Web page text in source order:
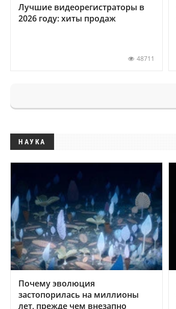
Лучшие видеорегистраторы в
2026 году: хиты продаж
48711
НАУКА
Почему эволюция
застопорилась на миллионы
лет, прежде чем внезапно